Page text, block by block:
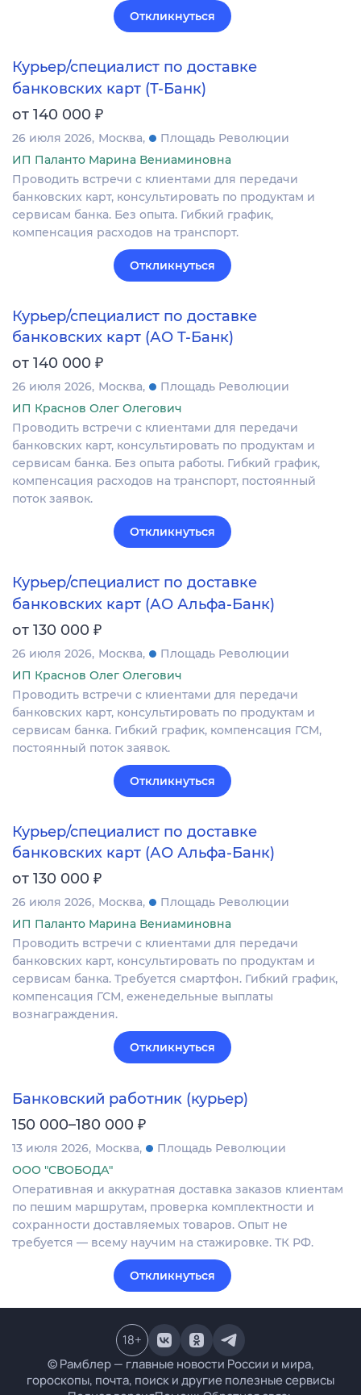
Откликнуться
Курьер/специалист по доставке
банковских карт (Т-Банк)
от 140 000 ₽
26 июля 2026 Москва
Площадь Революции
ИП Паланто Марина Вениаминовна
Проводить встречи с клиентами для передачи
банковских карт, консультировать по продуктам и
сервисам банка. Без опыта. Гибкий график,
компенсация расходов на транспорт.
Откликнуться
Курьер/специалист по доставке
банковских карт (АО Т-Банк)
от 140 000 ₽
26 июля 2026 Москва
Площадь Революции
ИП Краснов Олег Олегович
Проводить встречи с клиентами для передачи
банковских карт, консультировать по продуктам и
сервисам банка. Без опыта работы. Гибкий график,
компенсация расходов на транспорт, постоянный
поток заявок.
Откликнуться
Курьер/специалист по доставке
банковских карт (АО Альфа-Банк)
от 130 000 ₽
26 июля 2026 Москва
Площадь Революции
ИП Краснов Олег Олегович
Проводить встречи с клиентами для передачи
банковских карт, консультировать по продуктам и
сервисам банка. Гибкий график, компенсация ГСМ,
постоянный поток заявок.
Откликнуться
Курьер/специалист по доставке
банковских карт (АО Альфа-Банк)
от 130 000 ₽
26 июля 2026 Москва
Площадь Революции
ИП Паланто Марина Вениаминовна
Проводить встречи с клиентами для передачи
банковских карт, консультировать по продуктам и
сервисам банка. Требуется смартфон. Гибкий график,
компенсация ГСМ, еженедельные выплаты
вознаграждения.
Откликнуться
Банковский работник (курьер)
150 000–180 000 ₽
13 июля 2026 Москва
Площадь Революции
ООО "СВОБОДА"
Оперативная и аккуратная доставка заказов клиентам
по пешим маршрутам, проверка комплектности и
сохранности доставляемых товаров. Опыт не
требуется — всему научим на стажировке. ТК РФ.
Откликнуться
© Рамблер — главные новости России и мира,
гороскопы, почта, поиск и другие полезные сервисы
18+